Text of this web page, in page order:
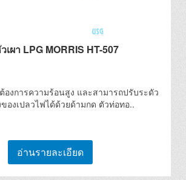
เผา LPG MORRIS HT-507
องการความร้อนสูง และสามารถปรับระดัว
องเปลวไฟได้ด้วยด้ามกด ตัวท่อทอ..
อ่านรายละเอียด